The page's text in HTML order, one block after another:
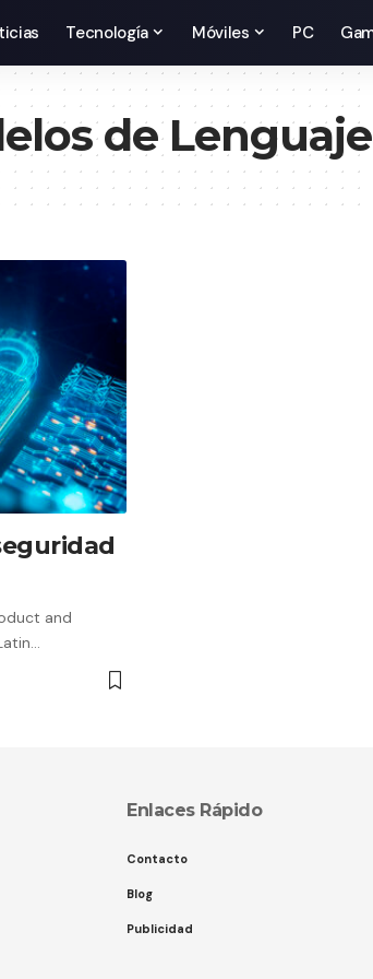
Tecnología Móviles PC
de
and
Enlaces Rápido
Contacto
Blog
Publicidad